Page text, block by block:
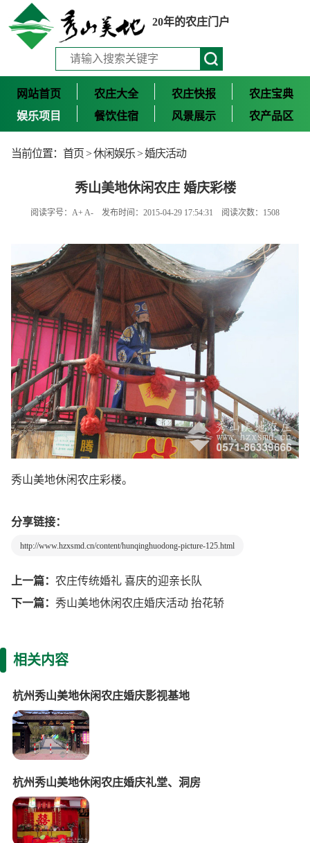
20年的农庄门户
网站首页 农庄大全 农庄快报
农庄宝典
娱乐项目
餐饮住宿 风景展示 农产品区
当前位置： 首页 >休闲娱乐>婚庆活动
秀山美地休闲农庄 婚庆彩楼
阅读字号： A+ A- 发布时间：2015-04-29 17:54:31 阅读次数：1508
秀山美地休闲农庄彩楼。
分享链接：
http://www.hzxsmd.cn/content/hunqinghuodong-picture-125.html
上一篇： 农庄传统婚礼 喜庆的迎亲长队
下一篇： 秀山美地休闲农庄婚庆活动 抬花轿
相关内容
杭州秀山美地休闲农庄婚庆影视基地
杭州秀山美地休闲农庄婚庆礼堂、洞房